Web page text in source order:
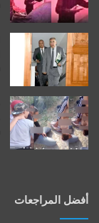
أفضل المراجعات